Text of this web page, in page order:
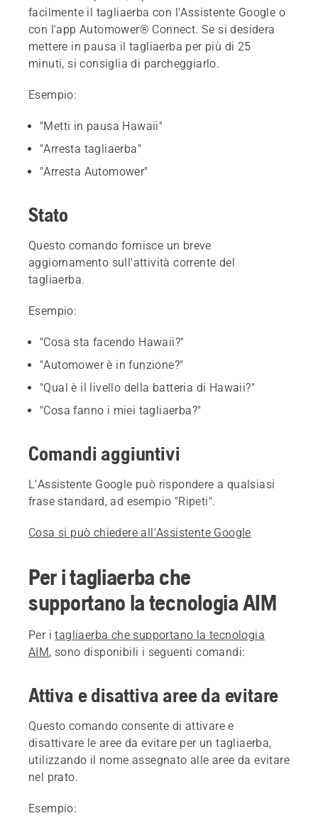
facilmente il tagliaerba con l'Assistente Google o
con l'app Automower® Connect. Se si desidera
mettere in pausa il tagliaerba per più di 25
minuti, si consiglia di parcheggiarlo.
Esempio:
"Metti in pausa Hawaii"
"Arresta tagliaerba"
"Arresta Automower"
Stato
Questo comando fornisce un breve
aggiornamento sull'attività corrente del
tagliaerba.
Esempio:
"Cosa sta facendo Hawaii?"
"Automower è in funzione?"
"Qual è il livello della batteria di Hawaii?"
"Cosa fanno i miei tagliaerba?"
Comandi aggiuntivi
L'Assistente Google può rispondere a qualsiasi
frase standard, ad esempio "Ripeti".
Cosa si può chiedere all'Assistente Google
Per i tagliaerba che
supportano la tecnologia AIM
Per itagliaerba che supportano la tecnologia
AIM, sono disponibili i seguenti comandi:
Attiva e disattiva aree da evitare
Questo comando consente di attivare e
disattivare le aree da evitare per un tagliaerba,
utilizzando il nome assegnato alle aree da evitare
nel prato.
Esempio: